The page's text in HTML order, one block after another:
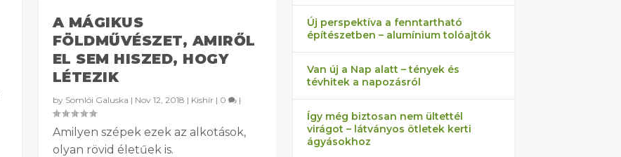
A MÁGIKUS
FÖLDMŰVÉSZET, AMIRŐL
EL SEM HISZED, HOGY
LÉTEZIK
by Somlói Galuska | Nov 12, 2018 | Kishír| 0 |
Amilyen szépek ezek az alkotások,
olyan rövid életűek is.
Új perspektíva a fenntartható
építészetben – alumínium tolóajtók
Van új a Nap alatt – tények és
tévhitek a napozásról
Így még biztosan nem ültettél
virágot – látványos ötletek kerti
ágyásokhoz